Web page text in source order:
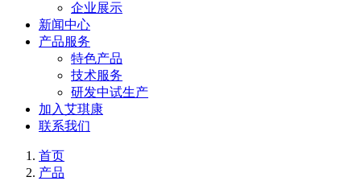
企业展示
新闻中心
产品服务
特色产品
技术服务
研发中试生产
加入艾琪康
联系我们
首页
产品